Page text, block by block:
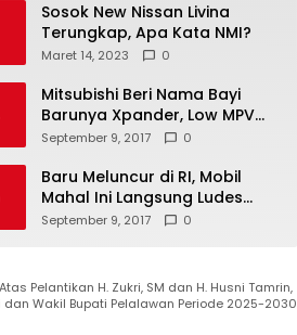
Sosok New Nissan Livina
Terungkap, Apa Kata NMI?
Maret 14, 2023 0
Mitsubishi Beri Nama Bayi
Barunya Xpander, Low MPV
Pesaing Avanza cs
September 9, 2017 0
Baru Meluncur di RI, Mobil
Mahal Ini Langsung Ludes
Terjual
September 9, 2017 0
Pelantikan H. Zukri, SM dan H. Husni Tamrin,
dan Wakil Bupati Pelalawan Periode 2025-2030